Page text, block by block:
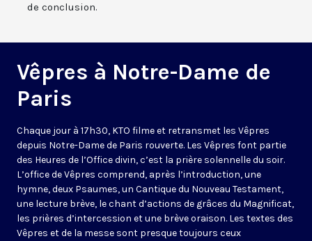
de conclusion.
Vêpres à Notre-Dame de
Paris
Chaque jour à 17h30, KTO filme et retransmet les Vêpres
depuis Notre-Dame de Paris rouverte. Les Vêpres font partie
des Heures de l’Office divin, c’est la prière solennelle du soir.
L’office de Vêpres comprend, après l’introduction, une
hymne, deux Psaumes, un Cantique du Nouveau Testament,
une lecture brève, le chant d’actions de grâces du Magnificat,
les prières d’intercession et une brève oraison. Les textes des
Vêpres et de la messe sont presque toujours ceux